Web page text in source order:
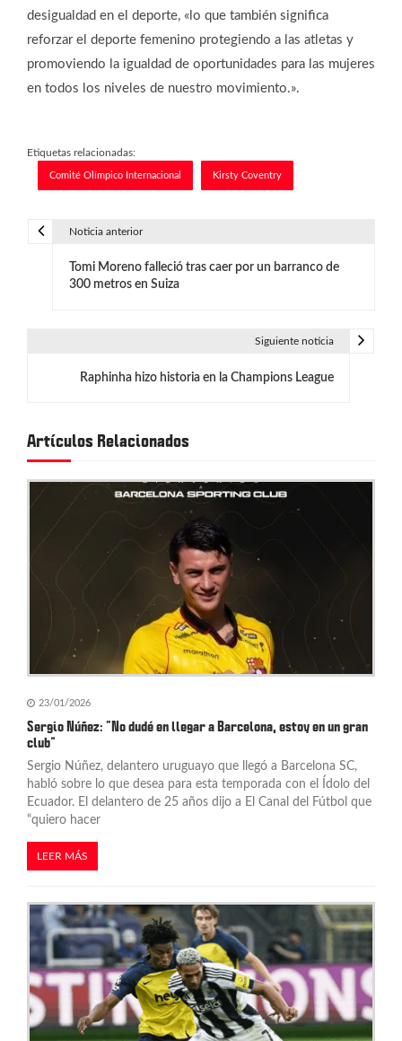
desigualdad en el deporte, «lo que también significa
reforzar el deporte femenino protegiendo a las atletas y
promoviendo la igualdad de oportunidades para las mujeres
en todos los niveles de nuestro movimiento.».
Etiquetas relacionadas:
Comité Olímpico Internacional Kirsty Coventry
c
ó
t
r
a
d
a
Noticia anterior
Tomi Moreno falleció tras caer por un barranco de
300 metros en Suiza
Siguiente noticia
Raphinha hizo historia en la Champions League
Artículos Relacionados
23/01/2026
Sergio Núñez: “No dudé en llegar a Barcelona, estoy en un gran
club”
Sergio Núñez, delantero uruguayo que llegó a Barcelona SC,
habló sobre lo que desea para esta temporada con el Ídolo del
Ecuador. El delantero de 25 años dijo a El Canal del Fútbol que
“quiero hacer
LEER MÁS